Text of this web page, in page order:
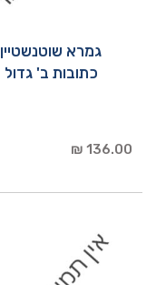
גמרא שוטנשטיין
כתובות ב' גדול
136.00 ₪